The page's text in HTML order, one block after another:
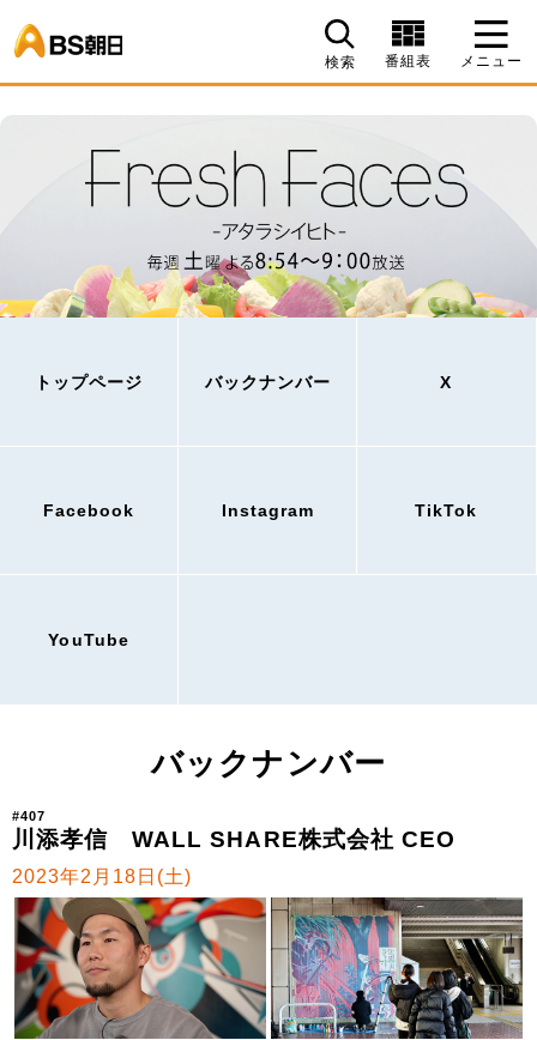
検索 番組表 メニュー
トップページ バックナンバー X
Facebook Instagram TikTok
YouTube
バックナンバー
#407
川添孝信 WALL SHARE株式会社 CEO
2023年2月18日(土)